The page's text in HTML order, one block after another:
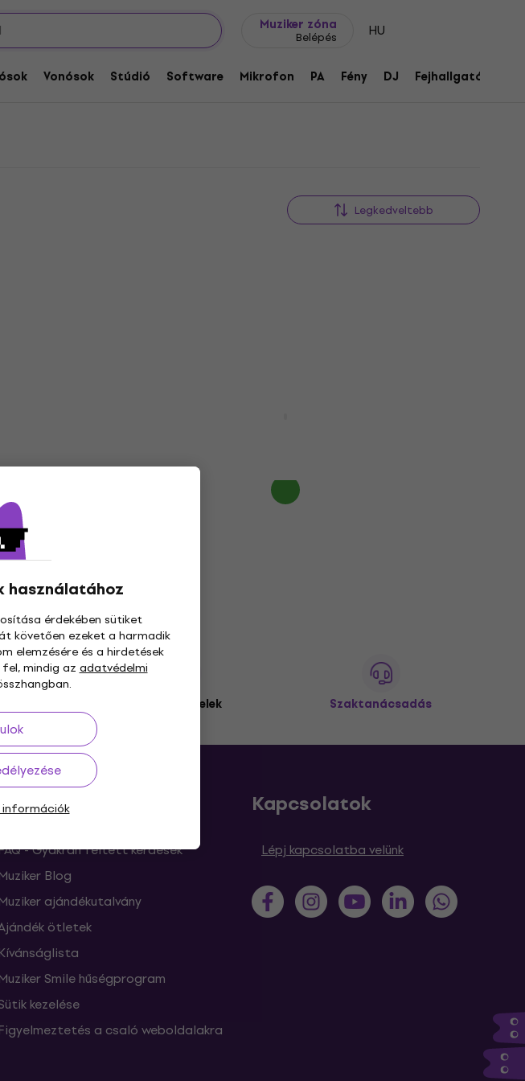
Muziker zóna
Belépés HU
Vonósok Stúdió Software Mikrofon PA Fény DJ Fejhallgató
használatához
érdekében sütiket
követően ezeket a harmadik
elemzésére és a hirdetések
mindig az adatvédelmi
információk
Legkedveltebb
Megrendelésre
3M+ ügyfelek Szaktanácsadás
- Gyakran feltett kérdések
Muziker Blog
Muziker ajándékutalvány
ötletek
Kívánságlista
Muziker Smile hűségprogram
kezelése
Figyelmeztetés a csaló weboldalakra
Kapcsolatok
Lépj kapcsolatba velünk